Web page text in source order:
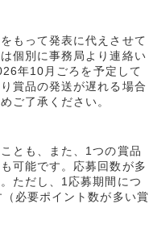
もって発表に代えさせて
個別に事務局より連絡い
年10月ごろを予定して
賞品の発送が遅れる場合
ご了承ください。
とも、また、1つの賞品
可能です。応募回数が多
ただし、1応募期間につ
必要ポイント数が多い賞